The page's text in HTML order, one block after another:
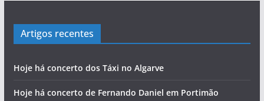
Artigos recentes
Hoje há concerto dos Táxi no Algarve
Hoje há concerto de Fernando Daniel em Portimão